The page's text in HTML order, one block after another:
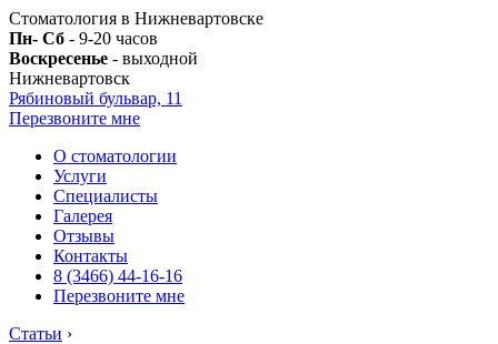
Стоматология в Нижневартовске
Пн- Сб - 9-20 часов
Воскресенье - выходной
Нижневартовск
Рябиновый бульвар, 11
Перезвоните мне
О стоматологии
Услуги
Специалисты
Галерея
Отзывы
Контакты
8 (3466) 44-16-16
Перезвоните мне
Статьи ›